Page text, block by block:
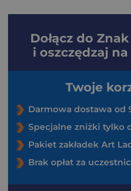
Dołącz do Znak
i oszczędzaj
Twoje
Darmowa dostawa od
Specjalne zniżki tylko
Pakiet zakładek Art
Brak opłat za